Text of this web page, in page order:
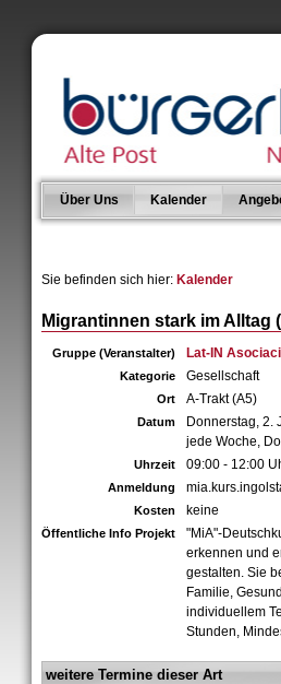
Über Uns Kalender
Sie befinden sich hier: Kalender
Migrantinnen stark im Alltag
Gruppe (Veranstalter) Lat-IN
Kategorie Gesellschaft
Ort A-Trakt (A5)
Datum
Donnerstag, 2.
jede Woche,
Uhrzeit 09:00 - 12:00
Anmeldung
Kosten keine
Öffentliche Info Projekt
"MiA"-
erkennen und
gestalten. Sie
Familie,
individuellem
Stunden,
weitere Termine dieser Art